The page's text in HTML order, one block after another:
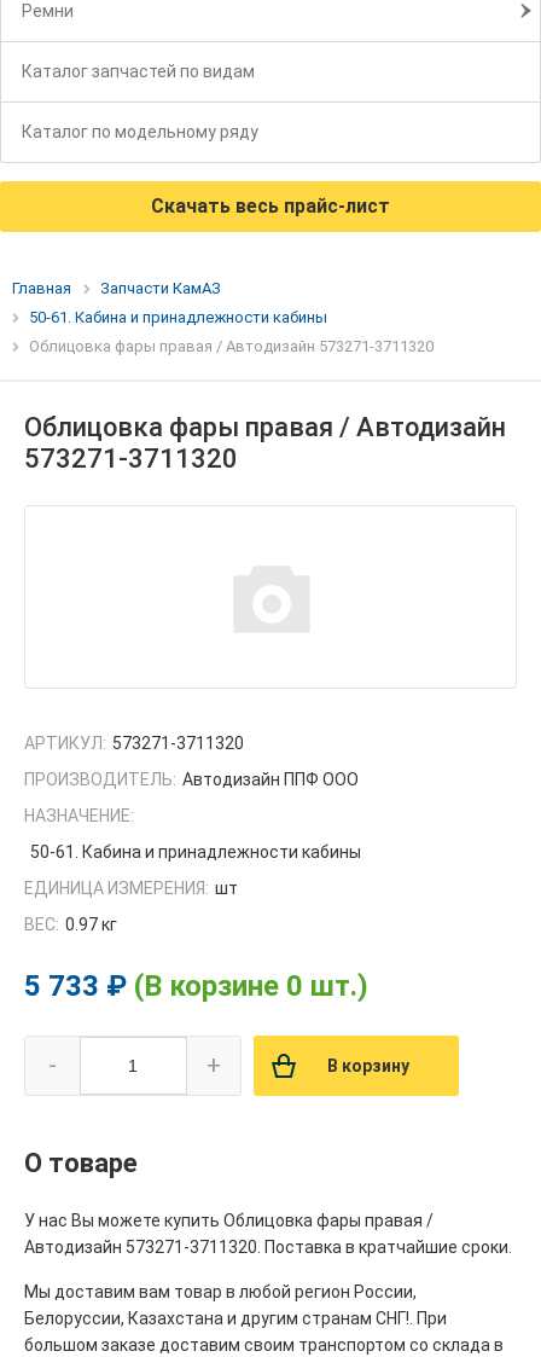
Ремни
Каталог запчастей по видам
Каталог по модельному ряду
Скачать весь прайс-лист
Главная
Запчасти КамАЗ
50-61. Кабина и принадлежности кабины
Облицовка фары правая / Автодизайн 573271-3711320
Облицовка фары правая / Автодизайн
573271-3711320
АРТИКУЛ: 573271-3711320
ПРОИЗВОДИТЕЛЬ: Автодизайн ППФ ООО
НАЗНАЧЕНИЕ:
50-61. Кабина и принадлежности кабины
ЕДИНИЦА ИЗМЕРЕНИЯ: шт
ВЕС: 0.97 кг
5 733 ₽ (В корзине 0 шт.)
- + В корзину
О товаре
У нас Вы можете купить Облицовка фары правая /
Автодизайн 573271-3711320. Поставка в кратчайшие сроки.
Мы доставим вам товар в любой регион России,
Белоруссии, Казахстана и другим странам СНГ!. При
большом заказе доставим своим транспортом со склада в